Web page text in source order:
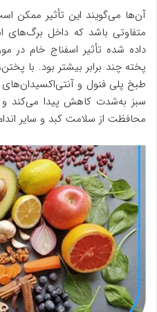
آن‌ها می‌گویند این تأثیر ممکن
متفاوتی باشد که داخل برگ‌های
داده شده تأثیر اسفناج خام در
پخته چند برابر بیشتر بود. با
طبخ پلی فنول و
سبز به‌شدت کاهش پیدا
محافظت از سلامت کبد و سایر